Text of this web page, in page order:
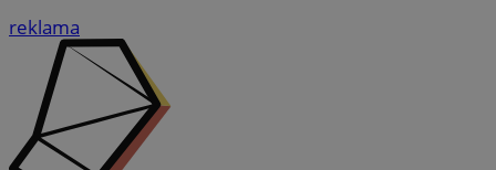
reklama